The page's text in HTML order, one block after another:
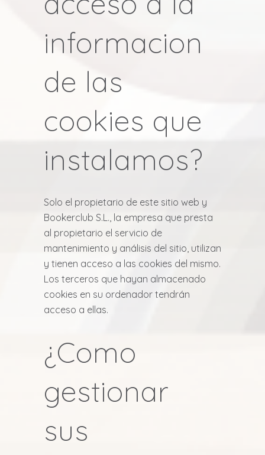
informacion
de las
cookies que
instalamos?
Solo el propietario de este sitio web y
Bookerclub S.L., la empresa que presta
al propietario el servicio de
mantenimiento y análisis del sitio, utilizan
y tienen acceso a las cookies del mismo.
Los terceros que hayan almacenado
cookies en su ordenador tendrán
acceso a ellas.
¿Como
gestionar
sus